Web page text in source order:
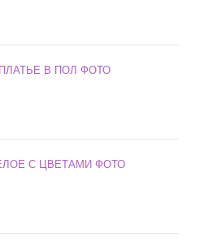
В ПОЛ ФОТО
С ЦВЕТАМИ ФОТО